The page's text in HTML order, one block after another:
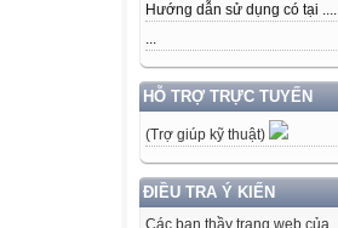
Hướng dẫn sử dụng có tại ....
...
HỖ TRỢ TRỰC TUYẾN
(Trợ giúp kỹ thuật)
ĐIỀU TRA Ý KIẾN
Các bạn thầy trang web của